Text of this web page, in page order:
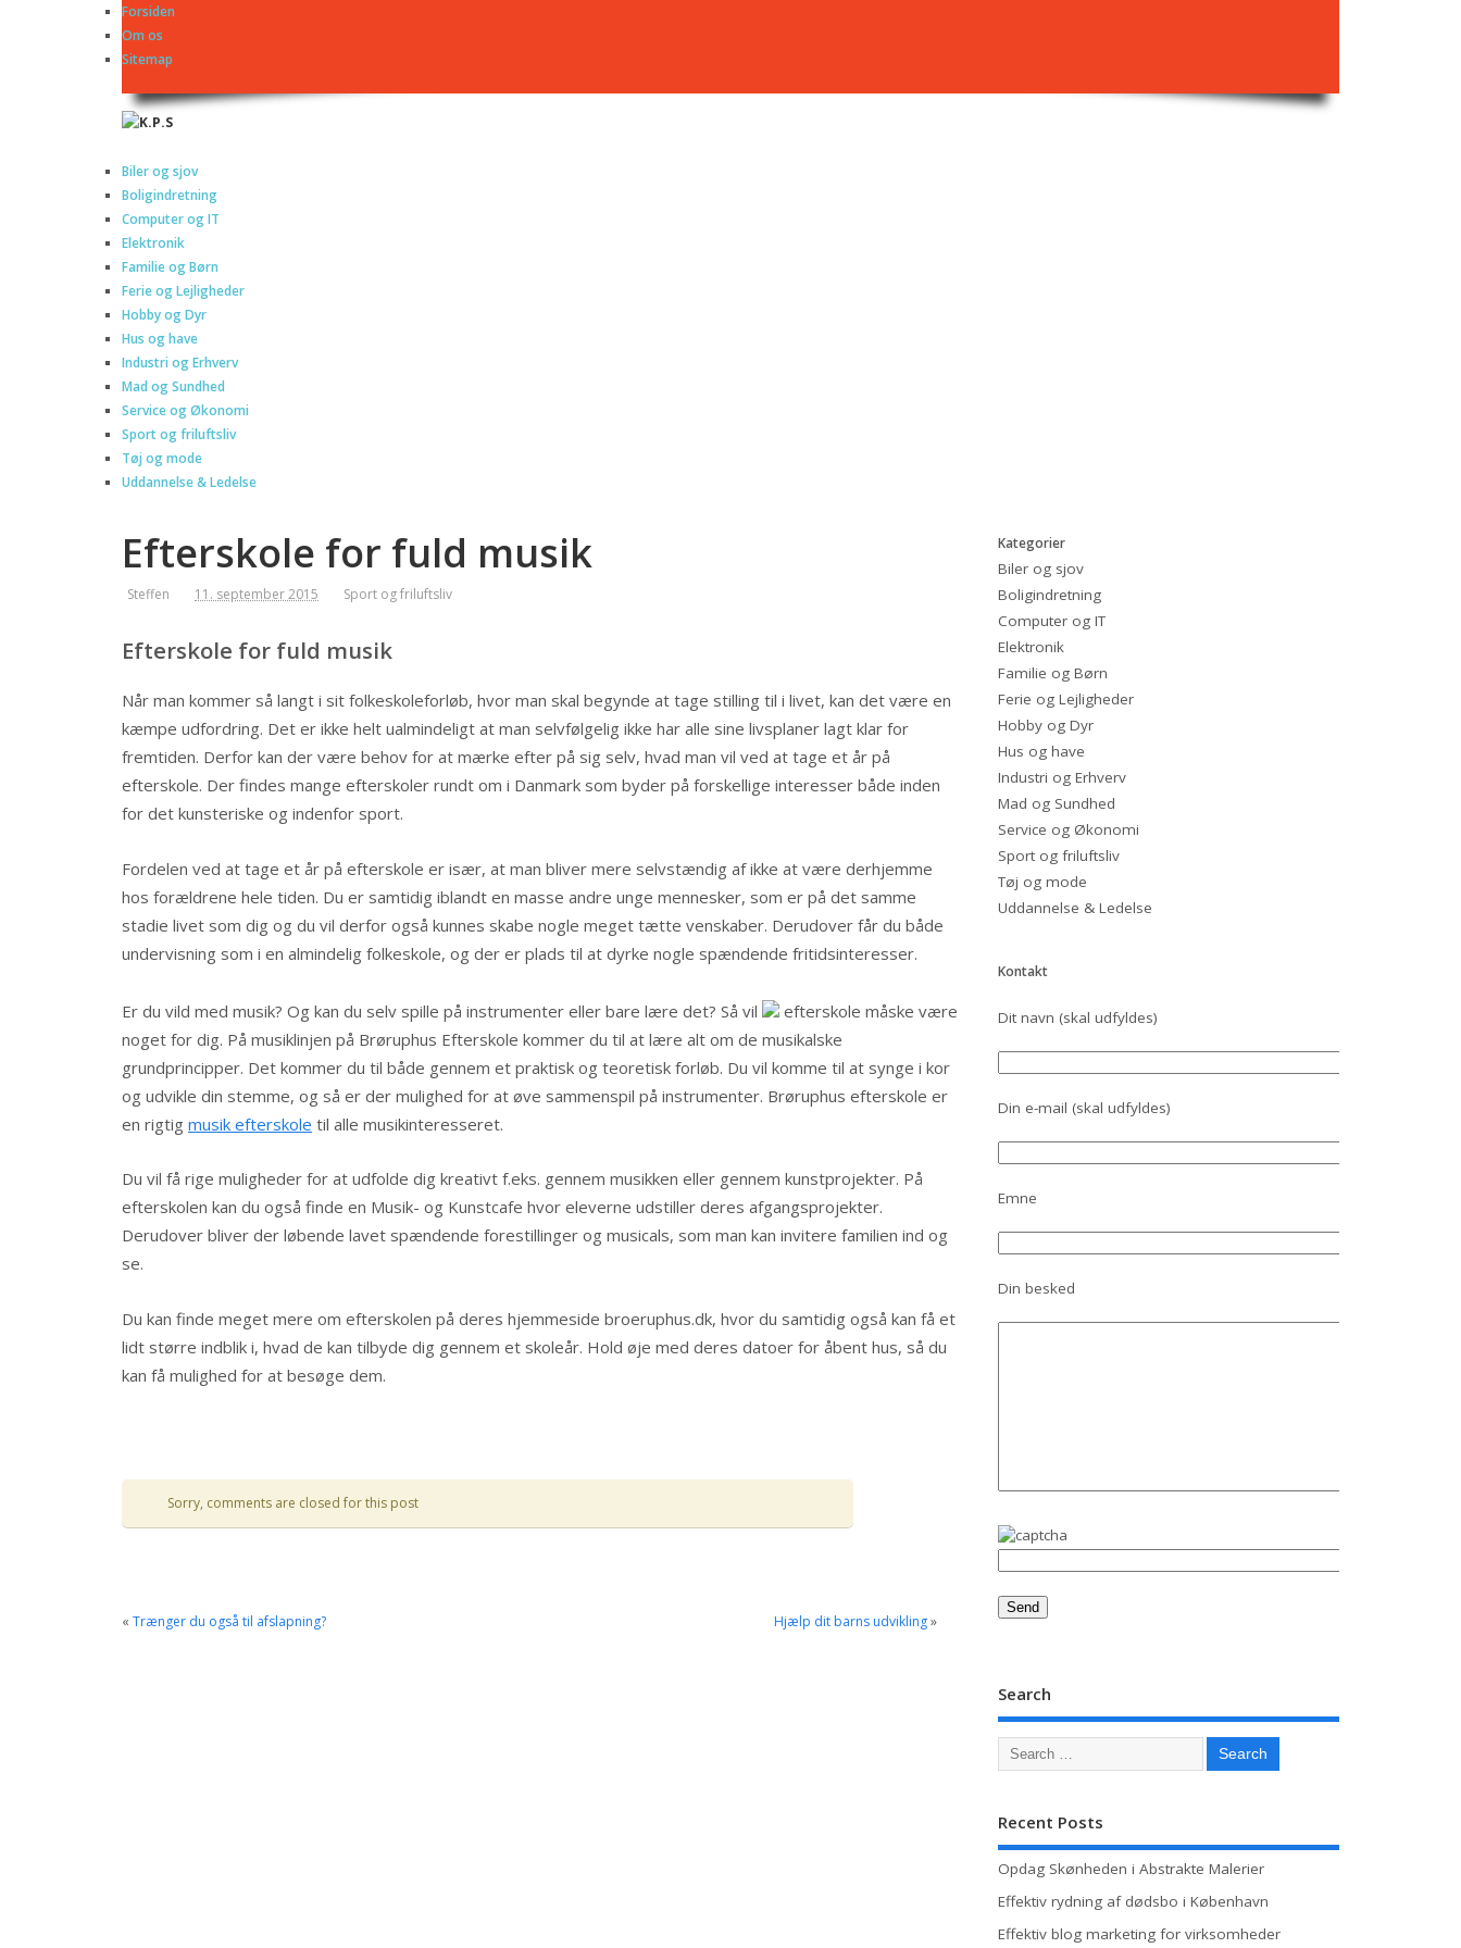
Forsiden
Om os
Sitemap
Biler og sjov
Boligindretning
Computer og IT
Elektronik
Familie og Børn
Ferie og Lejligheder
Hobby og Dyr
Hus og have
Industri og Erhverv
Mad og Sundhed
Service og Økonomi
Sport og friluftsliv
Tøj og mode
Uddannelse & Ledelse
Efterskole for fuld musik
Steffen 11. september 2015 Sport og friluftsliv
Efterskole for fuld musik
Når man kommer så langt i sit folkeskoleforløb, hvor man skal begynde at tage stilling til i livet, kan det være en
kæmpe udfordring. Det er ikke helt ualmindeligt at man selvfølgelig ikke har alle sine livsplaner lagt klar for
fremtiden. Derfor kan der være behov for at mærke efter på sig selv, hvad man vil ved at tage et år på
efterskole. Der findes mange efterskoler rundt om i Danmark som byder på forskellige interesser både inden
for det kunsteriske og indenfor sport.
Fordelen ved at tage et år på efterskole er især, at man bliver mere selvstændig af ikke at være derhjemme
hos forældrene hele tiden. Du er samtidig iblandt en masse andre unge mennesker, som er på det samme
stadie livet som dig og du vil derfor også kunnes skabe nogle meget tætte venskaber. Derudover får du både
undervisning som i en almindelig folkeskole, og der er plads til at dyrke nogle spændende fritidsinteresser.
Er du vild med musik? Og kan du selv spille på instrumenter eller bare lære det? Så vil
efterskole måske være
noget for dig. På musiklinjen på Brøruphus Efterskole kommer du til at lære alt om de musikalske
grundprincipper. Det kommer du til både gennem et praktisk og teoretisk forløb. Du vil komme til at synge i kor
og udvikle din stemme, og så er der mulighed for at øve sammenspil på instrumenter. Brøruphus efterskole er
en rigtig musik efterskole til alle musikinteresseret.
Du vil få rige muligheder for at udfolde dig kreativt f.eks. gennem musikken eller gennem kunstprojekter. På
efterskolen kan du også finde en Musik- og Kunstcafe hvor eleverne udstiller deres afgangsprojekter.
Derudover bliver der løbende lavet spændende forestillinger og musicals, som man kan invitere familien ind og
se.
Du kan finde meget mere om efterskolen på deres hjemmeside broeruphus.dk, hvor du samtidig også kan få et
lidt større indblik i, hvad de kan tilbyde dig gennem et skoleår. Hold øje med deres datoer for åbent hus, så du
kan få mulighed for at besøge dem.
Sorry, comments are closed for this post
« Trænger du også til afslapning? Hjælp dit barns udvikling»
Kategorier
Biler og sjov
Boligindretning
Computer og IT
Elektronik
Familie og Børn
Ferie og Lejligheder
Hobby og Dyr
Hus og have
Industri og Erhverv
Mad og Sundhed
Service og Økonomi
Sport og friluftsliv
Tøj og mode
Uddannelse & Ledelse
Kontakt
Dit navn (skal udfyldes)
Din e-mail (skal udfyldes)
Emne
Din besked
Search
Recent Posts
Opdag Skønheden i Abstrakte Malerier
Effektiv rydning af dødsbo i København
Effektiv blog marketing for virksomheder